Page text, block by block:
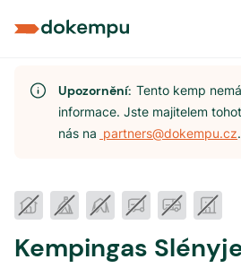
Upozornění:Tento kemp
informace. Jste majitelem
nás na partners@dokempu.cz.
Kempingas